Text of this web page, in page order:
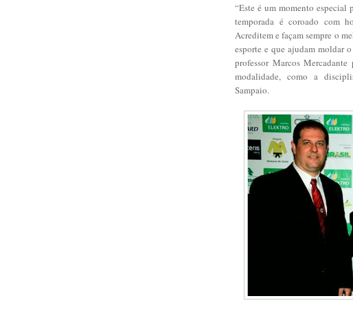
“Este é um momento especial
temporada é coroado com
Acreditem e façam sempre o
esporte e que ajudam moldar
professor Marcos
modalidade, como a
Sampaio.